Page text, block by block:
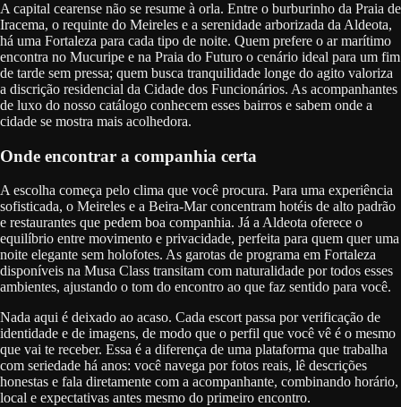
A capital cearense não se resume à orla. Entre o burburinho da Praia de
Iracema, o requinte do Meireles e a serenidade arborizada da Aldeota,
há uma Fortaleza para cada tipo de noite. Quem prefere o ar marítimo
encontra no Mucuripe e na Praia do Futuro o cenário ideal para um fim
de tarde sem pressa; quem busca tranquilidade longe do agito valoriza
a discrição residencial da Cidade dos Funcionários. As acompanhantes
de luxo do nosso catálogo conhecem esses bairros e sabem onde a
cidade se mostra mais acolhedora.
Onde encontrar a companhia certa
A escolha começa pelo clima que você procura. Para uma experiência
sofisticada, o Meireles e a Beira-Mar concentram hotéis de alto padrão
e restaurantes que pedem boa companhia. Já a Aldeota oferece o
equilíbrio entre movimento e privacidade, perfeita para quem quer uma
noite elegante sem holofotes. As garotas de programa em Fortaleza
disponíveis na Musa Class transitam com naturalidade por todos esses
ambientes, ajustando o tom do encontro ao que faz sentido para você.
Nada aqui é deixado ao acaso. Cada escort passa por verificação de
identidade e de imagens, de modo que o perfil que você vê é o mesmo
que vai te receber. Essa é a diferença de uma plataforma que trabalha
com seriedade há anos: você navega por fotos reais, lê descrições
honestas e fala diretamente com a acompanhante, combinando horário,
local e expectativas antes mesmo do primeiro encontro.